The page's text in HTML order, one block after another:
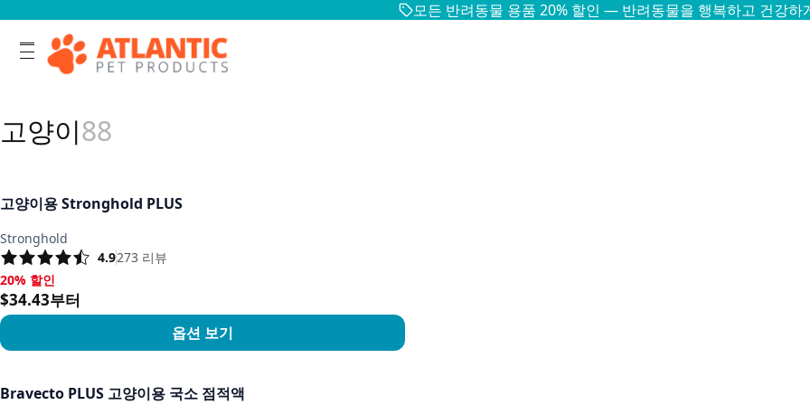
모든 반려동물 용품 20% 할인 — 반려동물을 행복하고 건강하
고양이88
고양이용 Stronghold PLUS
Stronghold
4.9273 리뷰
20% 할인, $34.43부터
20% 할인
$34.43부터
옵션 보기
Bravecto PLUS 고양이용 국소 점적액